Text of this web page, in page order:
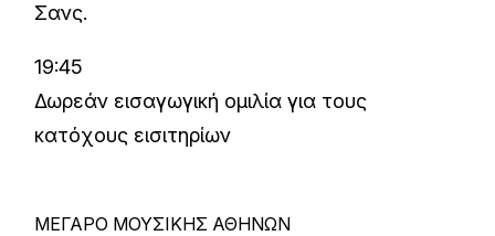
Σανς.
19:45
Δωρεάν εισαγωγική ομιλία για τους
κατόχους εισιτηρίων
ΜΕΓΑΡΟ ΜΟΥΣΙΚΗΣ ΑΘΗΝΩΝ